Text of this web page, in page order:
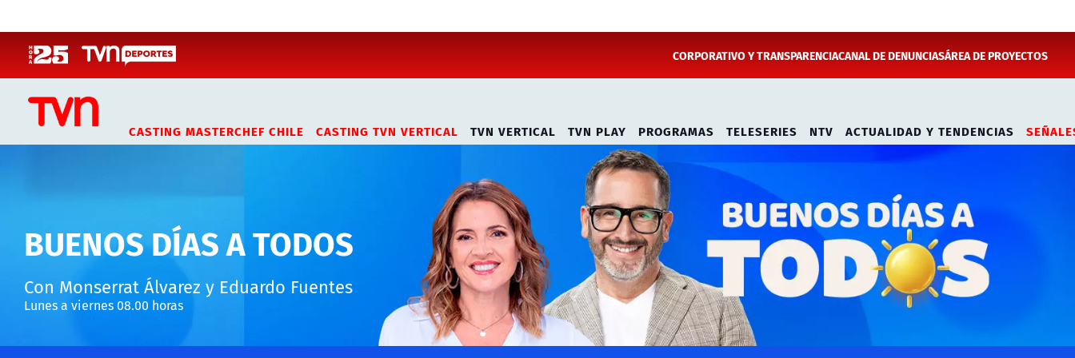
CORPORATIVO Y TRANSPARENCIACANAL DE DENUNCIASÁREA DE PROYECTOS
CASTING MASTERCHEF CHILE CASTING TVN VERTICAL TVN VERTICAL TVN PLAY PROGRAMAS TELESERIES NTV ACTUALIDAD Y TENDENCIAS
BUENOS DÍAS A TODOS
Con Monserrat Álvarez y Eduardo Fuentes
Lunes a viernes 08.00 horas